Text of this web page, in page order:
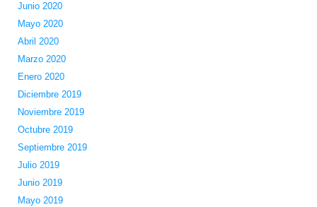
Junio 2020
Mayo 2020
Abril 2020
Marzo 2020
Enero 2020
Diciembre 2019
Noviembre 2019
Octubre 2019
Septiembre 2019
Julio 2019
Junio 2019
Mayo 2019